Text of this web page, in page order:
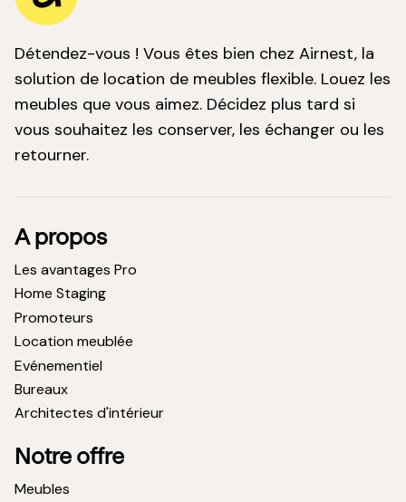
Détendez-vous ! Vous êtes bien chez Airnest, la
solution de location de meubles flexible. Louez les
meubles que vous aimez. Décidez plus tard si
vous souhaitez les conserver, les échanger ou les
retourner.
A propos
Les avantages Pro
Home Staging
Promoteurs
Location meublée
Evénementiel
Bureaux
Architectes d'intérieur
Notre offre
Meubles